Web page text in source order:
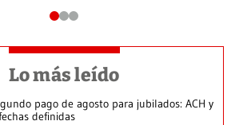
Lo más leído
pago de agosto para jubilados: ACH y
definidas